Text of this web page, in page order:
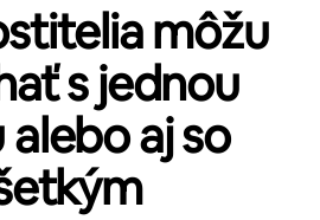
môžu
s jednou
aj so